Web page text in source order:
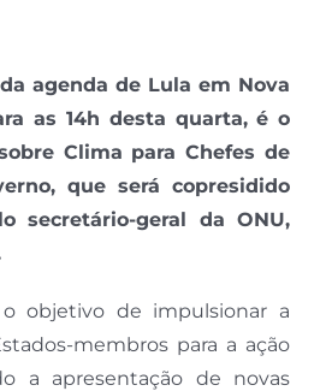
agenda de Lula em Nova
as 14h desta quarta, é o
Clima para Chefes de
que será copresidido
secretário-geral da ONU,
objetivo de impulsionar a
membros para a ação
a apresentação de novas